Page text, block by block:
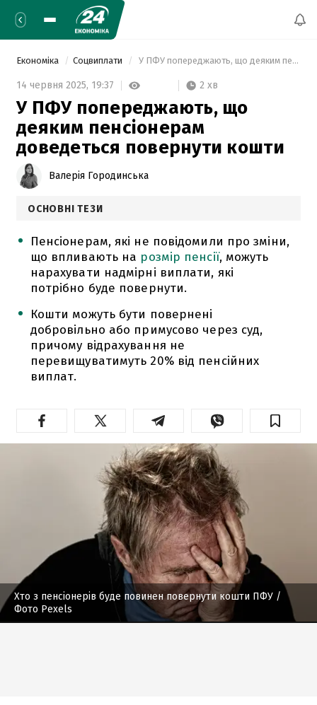
Економіка Соцвиплати У ПФУ попереджають, що деяким пенсіонерам доведеться повернути кошти
14 червня 2025, 19:37 2 хв
У ПФУ попереджають, що
деяким пенсіонерам
доведеться повернути кошти
Валерія Городинська
ОСНОВНІ ТЕЗИ
Пенсіонерам, які не повідомили про зміни,
що впливають на розмір пенсії, можуть
нарахувати надмірні виплати, які
потрібно буде повернути.
Кошти можуть бути повернені
добровільно або примусово через суд,
причому відрахування не
перевищуватимуть 20% від пенсійних
виплат.
Хто з пенсіонерів буде повинен повернути кошти ПФУ /
Фото Pexels